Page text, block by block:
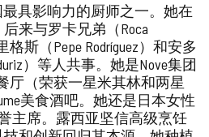
最具影响力的厨师之一。她在
来与罗卡兄弟（Roca
格斯（Pepe Rodríguez）和安多
）等人共事。她是Nove集团
厅（荣获一星米其林和两星
美食酒吧。她还是日本女性
主席。露西亚坚信高级烹饪